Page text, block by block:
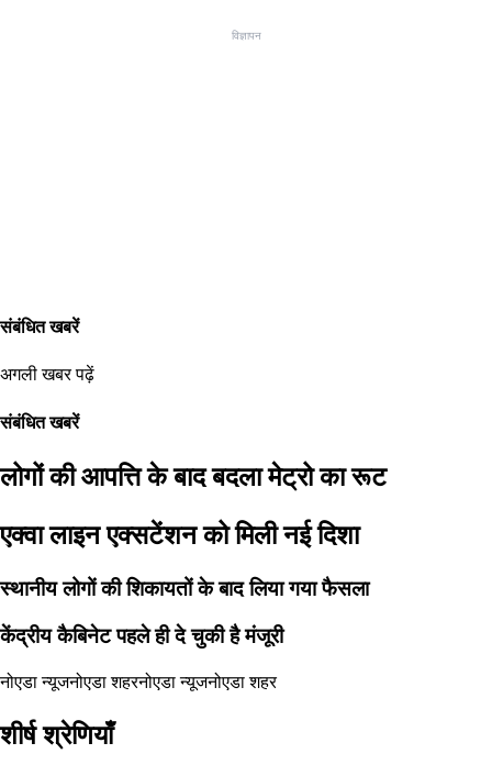
विज्ञापन
संबंधित खबरें
अगली खबर पढ़ें
संबंधित खबरें
लोगों की आपत्ति के बाद बदला मेट्रो का रूट
एक्वा लाइन एक्सटेंशन को मिली नई दिशा
स्थानीय लोगों की शिकायतों के बाद लिया गया फैसला
केंद्रीय कैबिनेट पहले ही दे चुकी है मंजूरी
नोएडा न्यूजनोएडा शहरनोएडा न्यूजनोएडा शहर
शीर्ष श्रेणियाँ